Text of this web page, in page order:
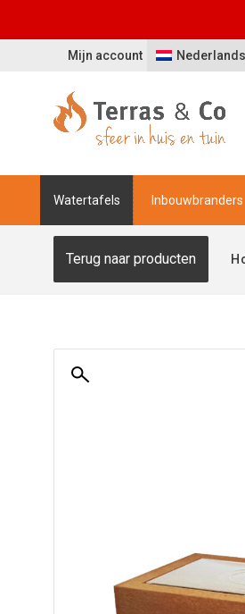
Nederlands
Mijn account
Watertafels Inbouwbranders
Terug naar producten